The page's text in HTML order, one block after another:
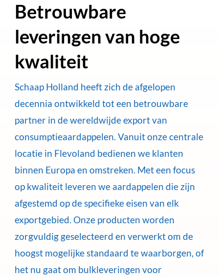
Betrouwbare
leveringen van hoge
kwaliteit
Schaap Holland heeft zich de afgelopen
decennia ontwikkeld tot een betrouwbare
partner in de wereldwijde export van
consumptieaardappelen. Vanuit onze centrale
locatie in Flevoland bedienen we klanten
binnen Europa en omstreken. Met een focus
op kwaliteit leveren we aardappelen die zijn
afgestemd op de specifieke eisen van elk
exportgebied. Onze producten worden
zorgvuldig geselecteerd en verwerkt om de
hoogst mogelijke standaard te waarborgen, of
het nu gaat om bulkleveringen voor